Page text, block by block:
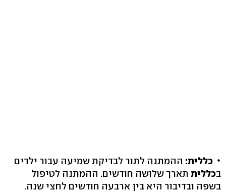
כללית: ההמתנה לתור לבדיקת שמיעה עבור ילדים
בכללית תארך שלושה חודשים. ההמתנה לטיפול
בשפה ובדיבור היא בין ארבעה חודשים לחצי שנה.